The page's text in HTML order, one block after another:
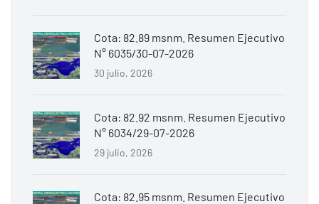
Cota: 82.89 msnm. Resumen Ejecutivo
N° 6035/30-07-2026
30 julio, 2026
Cota: 82.92 msnm. Resumen Ejecutivo
N° 6034/29-07-2026
29 julio, 2026
Cota: 82.95 msnm. Resumen Ejecutivo